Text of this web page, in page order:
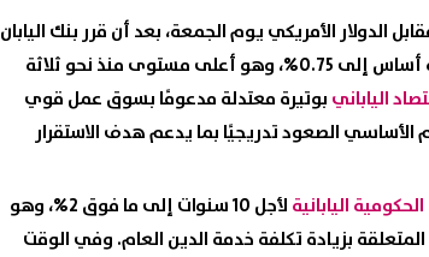
الدولار الأمريكي يوم الجمعة، بعد أن قرر بنك اليابان
الرئيسي بمقدار 25 نقطة أساس إلى 0.75%، وهو أعلى مستوى منذ نحو ثلاثة
الياباني بوتيرة معتدلة مدعومًا بسوق عمل قوي
الأساسي الصعود تدريجيًا بما يدعم هدف الاستقرار
الحكومية اليابانية
لأجل 10 سنوات إلى ما فوق 2%، وهو
أعاد المخاوف المتعلقة بزيادة تكلفة خدمة الدين العام. وفي الوقت